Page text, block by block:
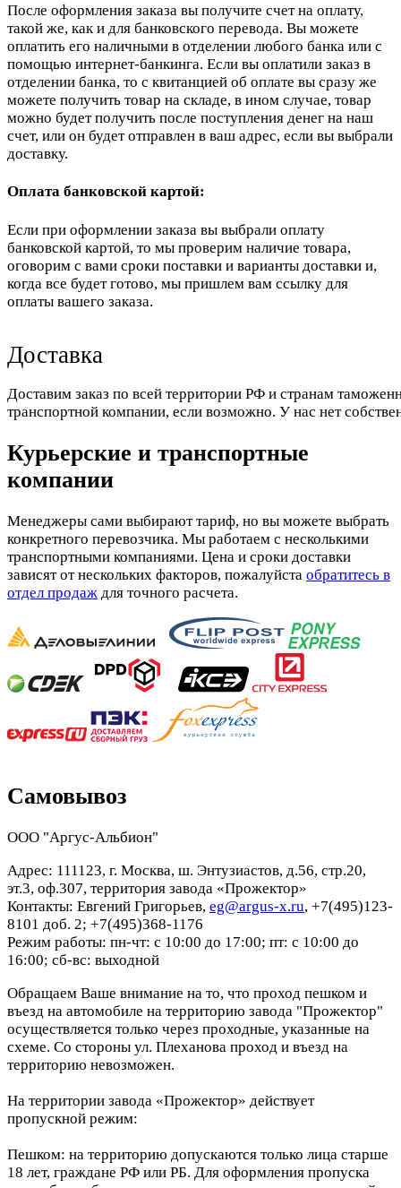
После оформления заказа вы получите счет на оплату,
такой же, как и для банковского перевода. Вы можете
оплатить его наличными в отделении любого банка или с
помощью интернет-банкинга. Если вы оплатили заказ в
отделении банка, то с квитанцией об оплате вы сразу же
можете получить товар на складе, в ином случае, товар
можно будет получить после поступления денег на наш
счет, или он будет отправлен в ваш адрес, если вы выбрали
доставку.
Оплата банковской картой:
Если при оформлении заказа вы выбрали оплату
банковской картой, то мы проверим наличие товара,
оговорим с вами сроки поставки и варианты доставки и,
когда все будет готово, мы пришлем вам ссылку для
оплаты вашего заказа.
Доставка
Доставим заказ по всей территории РФ и странам
транспортной компании, если возможно. У нас нет
Курьерские и транспортные
компании
Менеджеры сами выбирают тариф, но вы можете выбрать
конкретного перевозчика. Мы работаем с несколькими
транспортными компаниями. Цена и сроки доставки
зависят от нескольких факторов, пожалуйста обратитесь в
отдел продаж для точного расчета.
Самовывоз
ООО "Аргус-Альбион"
Адрес: 111123, г. Москва, ш. Энтузиастов, д.56, стр.20,
эт.3, оф.307, территория завода «Прожектор»
Контакты: Евгений Григорьев, eg@argus-x.ru, +7(495)123-
8101 доб. 2; +7(495)368-1176
Режим работы: пн-чт: с 10:00 до 17:00; пт: с 10:00 до
16:00; сб-вс: выходной
Обращаем Ваше внимание на то, что проход пешком и
въезд на автомобиле на территорию завода "Прожектор"
осуществляется только через проходные, указанные на
схеме. Со стороны ул. Плеханова проход и въезд на
территорию невозможен.
На территории завода «Прожектор» действует
пропускной режим:
Пешком: на территорию допускаются только лица старше
18 лет, граждане РФ или РБ. Для оформления пропуска